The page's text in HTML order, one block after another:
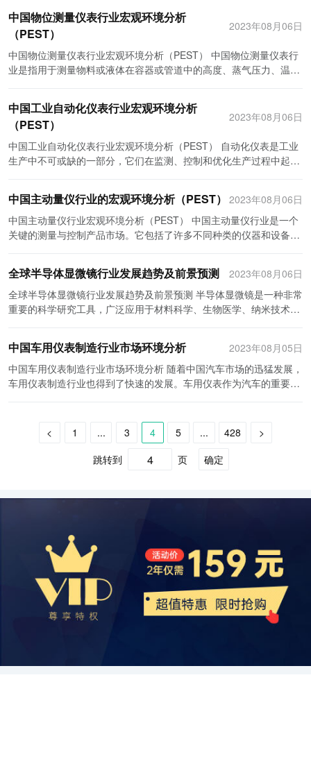
辐射成像检查系统的普及，扩大行业的市场。 综上所述，中国车辆集
装箱辐射成像检查系统行业的发展受到政治、经济、社会和技术等方
面因素的影响。政府的政策导向和监管环境决定了行业的发展方向和
规范，经济的增长和资本环境决定了市场需求和公司的资金状况，人
们对于安全意识的提升和环保要求的提高推动了行业的发展，技术的
握机遇、应对挑战。
断涌现，对视频显微镜的需求也在不断增加。 在全球视频显微镜行业
的发展中，仍然存在一些挑战和问题需要解决。首先，技术创新和研
发的投入仍然不足，制约了视频显微镜的进一步发展。其次，市场竞
争激烈，产品同质化现象较为突出，企业需要在技术、服务和市场定
位等方面不断创新和优化。此外，部分新兴市场对视频显微镜的需求
镜行业正面临着广阔的发展机遇和挑战。随着科技的不断进步和应用
范围的不断扩大，视频显微镜行业有望迎来更好的发展前景。通过技
术创新和市场拓展，视频显微镜将在医疗、生命科学、材料科学等领
域发挥更重要的作用，为人们的工作和研究提供更多的支持和帮助。
果。随着人们对健康的重视程度提高，热学计量仪器在社会中的作用
将会越来越重要。 最后，从技术方面来看，热学计量仪器行业面临着
现，传统的热学计量仪器可能会面临市场竞争的压力。因此，企业需
要加大研发投入，不断进行技术创新，提高自身的竞争力。 综上所
技术等多方面的机遇和挑战。政府的支持、市场需求的增加、人口老
龄化带来的机遇，以及技术更新换代的挑战，都将对行业的发展产生
影响。企业需要密切关注外部环境的变化，把握市场需求，不断创新
和进取，以适应和促进行业的发展。
们对高质量显微镜的需求不断增加，特别是在生物医学、材料科学等
领域。这为偏光显微镜行业的市场前景提供了良好的机会。 2. 经济
增长：中国经济持续增长，人们的购买力不断提高。这对于偏光显微
镜行业而言，意味着市场规模的扩大，潜在客户的增加。 社会环境
（Social Environment）： 1. 学术研究：中国的科研水平在不断提
微镜行业提供了更多的市场需求。 2. 健康意识：随着人们对健康的
关注增加，医疗行业对高分辨率显微镜的需求也增加。这为偏光显微
镜行业带来了更多的应用领域和市场机会。 技术环境
（Technological Environment）： 1. 科技创新：中国的科技水平不
断提高，科技创新成为推动经济增长的重要因素。偏光显微镜行业需
养：偏光显微镜行业需要高水平的科研人才和技术人才进行研究和生
产。因此，人才培养是偏光显微镜行业发展的关键因素。 综上所述，
通过PEST分析，可以看出中国偏光显微镜行业在政治、经济、社会
和技术等方面都有良好的发展环境，市场需求和市场机会都具备。然
压力等。因此，企业在面对市场时应抓住机遇，不断提高自身的竞争
力，开拓更广阔的市场空间。同时，政府和企业应加强科技创新和人
才培养，为偏光显微镜行业的发展提供更好的支持和保障。
国家经济的发展和创新能力具有重要影响。因此，了解中国自动化成
套控制装置行业的宏观环境对制定科学合理的发展战略至关重要。本
文将通过对自动化成套控制装置行业的PEST分析，揭示其宏观环境
的重要特征。 政治环境：中国政府高度重视科技创新和工业升级的战
略，将自动化成套控制装置作为国家重点发展的关键领域之一。政府
标准制定，提高产品竞争力。 经济环境：自动化成套控制装置行业作
为高附加值产品的制造业，对国家经济的发展起到了重要的拉动作
用。中国经济持续增长和工业转型升级的需求为自动化成套控制装置
行业带来了巨大的市场机遇。此外，随着人工成本的上升和劳动力红
利的减弱，自动化成套控制装置行业的市场需求将进一步增强。 社会
的需求也不断增长。例如，楼宇智能化的快速发展，促使自动化成套
对自动化成套控制装置行业提出了更高的要求。 技术环境：自动化成
套控制装置行业是一个高科技产业，对技术创新和研发能力要求较
仍存在差距。因此，自动化成套控制装置行业需要继续加大对研发和
成套控制装置行业在政治、经济、社会和技术等宏观环境下呈现出许
多机遇和挑战。政府的政策支持和市场需求的不断增长为行业的发展
困扰。因此，自动化成套控制装置企业需要深入理解这些环境特征，
抓住机遇，加大技术创新力度，提高产品的竞争力和附加值，实现可
持续发展。
中国物位测量仪表行业宏观环境分析
（PEST）
2023年08月06日
中国物位测量仪表行业宏观环境分析（PEST） 中国物位测量仪表行
业是指用于测量物料或液体在容器或管道中的高度、蒸气压力、温度
物位测量仪表行业的宏观环境进行分析。 一、政治环境 中国政府高
度关注科技发展和节能减排，在加大对技术创新和环境保护的支持力
度。政府出台了一系列政策，如“中国制造2025”、“智能制造”等，促
进了物位测量仪表行业的发展。此外，政府还加强了监管力度，提高
了对产品质量和安全的要求，加强了市场准入的管理，对行业的发展
的市场规模也在不断扩大。另外，随着中国经济的结构调整，工业自
动化程度的提高和节能减排的需求增加，使得物位测量仪表的市场需
求更加旺盛。同时，中国政府提出的“一带一路”倡议，为物位测量仪
表行业的国际合作和出口创造了良好的机遇。 三、社会环境 随着人
增加。物位测量仪表作为工业自动化的重要组成部分，被广泛应用于
石化、电力、冶金等行业，对提高生产效率和保障工业安全起到了重
要作用，受到了社会的广泛认可。此外，随着信息技术的发展，物位
测量仪表行业也出现了智能化、数字化的发展趋势，迎合了社会对先
的门槛，需要掌握精密仪表制造、电子技术和自动化控制等多个领域
的知识。在中国，有部分企业具备了自主研发和生产的能力，但与国
外先进水平相比仍有差距。因此，中国的物位测量仪表行业面临技术
创新的挑战，需要在产品质量、功能性和智能化方面进行提升。 综上
临一些机遇和挑战。政府的政策支持、经济的发展、社会的需求以及
技术的创新，为该行业的发展提供了机遇。同时，行业的竞争激烈、
业发展构成一定的挑战。因此，物位测量仪表企业需要加大技术创新
中国工业自动化仪表行业宏观环境分析
（PEST）
2023年08月06日
中国工业自动化仪表行业宏观环境分析（PEST） 自动化仪表是工业
生产中不可或缺的一部分，它们在监测、控制和优化生产过程中起着
同时也面临着许多挑战。本文将从宏观环境的角度出发，对中国工业
自动化仪表行业进行分析。 一、政治环境 政治环境对于工业自动化
仪表行业的发展起着重要的影响。中国政府高度重视科技创新和工业
升级，相继推出了一系列的政策和措施来支持自动化仪表行业的发
经济环境是工业自动化仪表行业发展的重要基础。中国大力推进工业
升级和转型升级，加快了制造业的智能化进程。这为自动化仪表行业
提供了广阔的市场需求。同时，随着国内外市场竞争的加剧，企业的
业的重要因素之一。随着中国经济的快速发展和人民生活水平的不断
提高，工业自动化仪表在工业生产过程中的需求不断增加。同时，环
境保护意识的提高和对工业安全生产的重视，也促使工业企业对自动
用。随着科技的进步和信息技术的快速发展，工业自动化仪表技术不
断创新和更新换代。先进的传感技术、通讯技术和控制技术的应用，
大大提高了工业自动化仪表的性能和可靠性。但同时，技术更新速度
快、应用难度大也带来了一定的挑战，需要企业加强技术研发和创新
极因素和挑战。政治环境对于行业发展提供政策支持，经济环境为行
业自动化仪表行业具有良好的发展前景和巨大的市场潜力。企业应加
强自身技术创新和研发能力，抓住机遇，提高市场竞争力，实现可持
中国主动量仪行业的宏观环境分析（PEST） 2023年08月06日
中国主动量仪行业宏观环境分析（PEST） 中国主动量仪行业是一个
关键的测量与控制产品市场。它包括了许多不同种类的仪器和设备，
素在确定中国主动量仪行业的发展方向和成功与否方面起着至关重要
的作用。中国政府一直致力于推动制造业的发展，特别是高端制造
业。政府的支持政策和优惠措施鼓励了企业进行创新和研发，并为他
国的经济实力在过去几十年里迅速增长，并成为全球第二大经济体。
这种经济增长为主动量仪行业提供了广阔的市场和发展机遇。中国的
制造业和工业部门的发展需要大量的测量和控制设备，这对主动量仪
环境： 随着中国社会的快速发展和城市化进程的加速，对质量和安全
的关注也越来越高。人们对生活质量和工作环境的要求提高，这进一
步推动了主动量仪行业的需求增长。例如，工业领域对于高精度测量
和控制设备的需求不断增加，以满足人们对产品品质的要求。此外，
动量仪行业提供了巨大的市场潜力。 技术环境： 技术是推动主动量
加精确和灵敏，同时也减小了设备的尺寸和成本。此外，互联网和物
联网技术的发展促使主动量仪行业向智能化和自动化方向发展。这种
技术环境为主动量仪行业带来了巨大的发展机遇，并推动了市场的不
断壮大。 总结起来，中国主动量仪行业在目前的宏观环境下正处于良
好的发展阶段。政府的支持政策和优惠措施、经济的快速增长、社会
对质量和安全的关注以及科技的进步都为该行业提供了广阔的市场和
发展机遇。然而，市场竞争也日益激烈，需要企业持续创新和提高产
全球半导体显微镜行业发展趋势及前景预测
2023年08月06日
全球半导体显微镜行业发展趋势及前景预测 半导体显微镜是一种非常
重要的科学研究工具，广泛应用于材料科学、生物医学、纳米技术等
展趋势之一是追求更高的分辨率和更低的噪声。随着科技的进步，研
究者对于半导体材料和结构的研究需求越来越高，需要更高分辨率的
显微镜来观察和分析微观结构。同时，由于噪声对实验结果的干扰，
随着科技的不断进步，新的材料和结构不断涌现，对显微镜的技术要
求也越来越高。例如，纳米技术领域的发展对显微镜的分辨率和灵敏
度提出了更高的要求。而且，新的功能材料的研究需要具备更多的功
术创新，开发符合市场需求的新产品。 此外，全球半导体显微镜行业
是在纳米技术领域，半导体显微镜被广泛用于观察和研究纳米材料和
纳米结构。另外，生物医学领域中的细胞和组织的观察和研究也离不
开半导体显微镜。因此，半导体显微镜制造商需要根据市场需求和应
用领域的变化，调整产品定位和开发策略，以保持市场竞争力。 展望
未来，全球半导体显微镜行业有着广阔的发展前景。随着科技的不断
进步，对高分辨率和高性能的显微镜需求将会不断增加。尤其是在纳
中国车用仪表制造行业市场环境分析
2023年08月05日
中国车用仪表制造行业市场环境分析 随着中国汽车市场的迅猛发展，
车用仪表制造行业也得到了快速的发展。车用仪表作为汽车的重要组
表制造行业具有很大的市场潜力。中国汽车市场规模庞大，不论是传
统燃油车市场还是新能源汽车市场都保持着快速增长的态势。根据国
家统计局的数据，2019年中国汽车销量达到了2563万辆，比上一年
用仪表制造行业存在着巨大的市场需求。 其次，中国车用仪表制造行
要加大研发投入，提升产品的质量和性能，以满足市场的需求。其
次，市场竞争激烈，企业之间的竞争主要体现在产品品质、价格和服
务等方面。企业需要不断提升自身的竞争力，巩固自有品牌的地位，
并与整车厂商建立长期合作关系。此外，政府法规对车用仪表的安全
性和环保性提出了更高的要求，企业需要积极遵守相关法规和标准，
确保产品合规。 再次，中国车用仪表制造行业的发展还面临一些机
< 1 ... 3 4 5 ... 428
>
跳转到
页 确定